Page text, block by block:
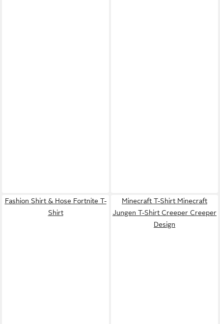
Fashion Shirt & Hose Fortnite T-
Shirt
Minecraft T-Shirt Minecraft
Jungen T-Shirt Creeper Creeper
Design